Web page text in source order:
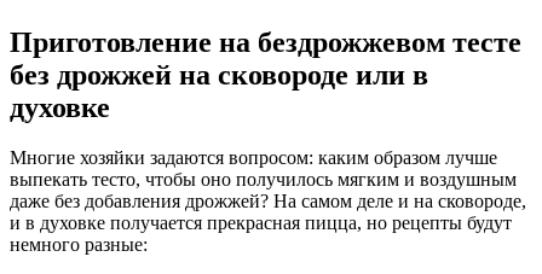
Приготовление на бездрожжевом тесте
без дрожжей на сковороде или в
духовке
Многие хозяйки задаются вопросом: каким образом лучше
выпекать тесто, чтобы оно получилось мягким и воздушным
даже без добавления дрожжей? На самом деле и на сковороде,
и в духовке получается прекрасная пицца, но рецепты будут
немного разные: